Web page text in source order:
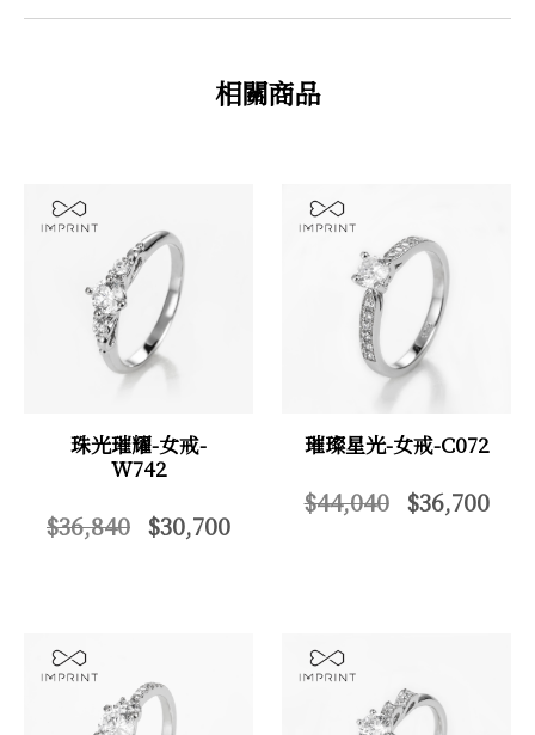
相關商品
珠光璀耀-女戒-
W742
$36,840 $30,700
璀璨星光-女戒-C072
$44,040$36,700